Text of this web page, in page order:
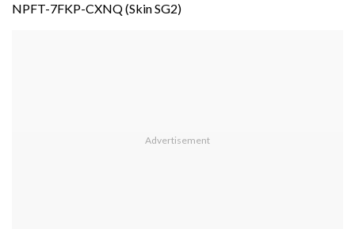
NPFT-7FKP-CXNQ (Skin SG2)